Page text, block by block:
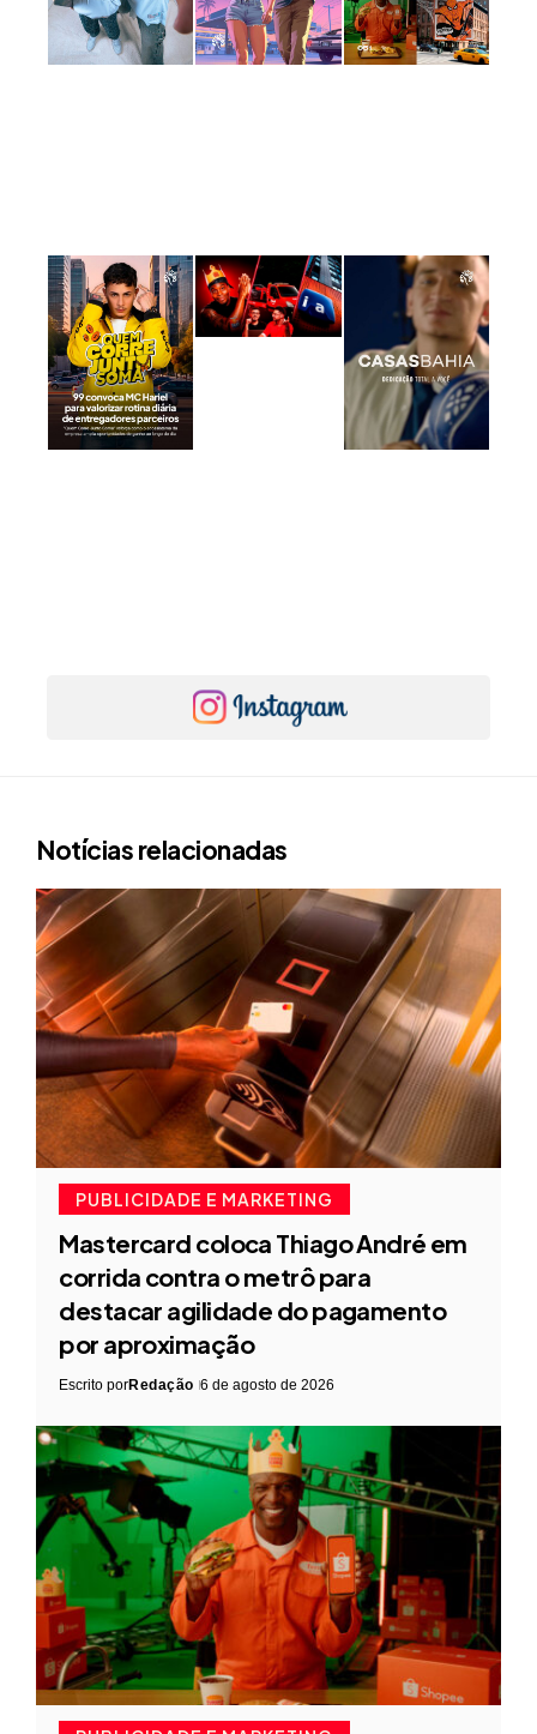
Notícias relacionadas
PUBLICIDADE E MARKETING
Mastercard coloca Thiago André em
corrida contra o metrô para
destacar agilidade do pagamento
por aproximação
Escrito porRedação 6 de agosto de 2026